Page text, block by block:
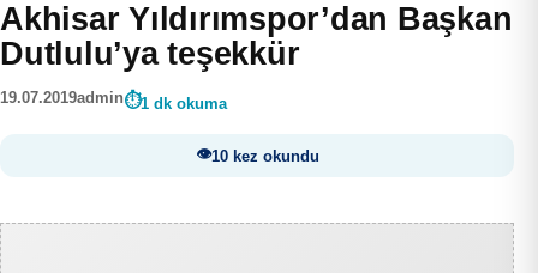
Akhisar Yıldırımspor’dan Başkan
Dutlulu’ya teşekkür
19.07.2019admin 1 dk okuma
10 kez okundu